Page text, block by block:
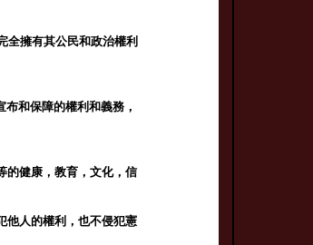
全擁有其公民和政治權利
和保障的權利和義務，
的健康，教育，文化，信
他人的權利，也不侵犯憲